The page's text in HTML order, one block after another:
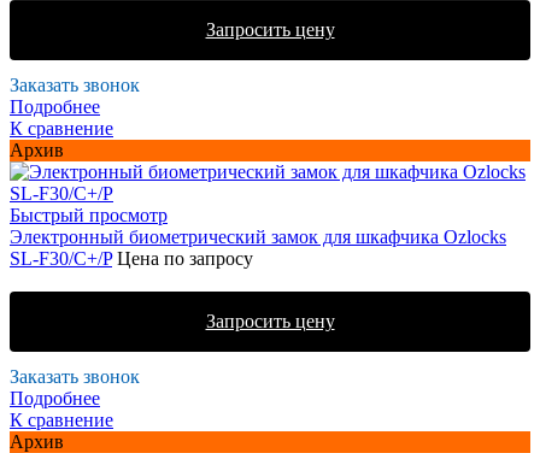
Запросить цену
Заказать звонок
Подробнее
К сравнение
Архив
Быстрый просмотр
Электронный биометрический замок для шкафчика Ozlocks
SL-F30/C+/P Цена по запросу
Запросить цену
Заказать звонок
Подробнее
К сравнение
Архив